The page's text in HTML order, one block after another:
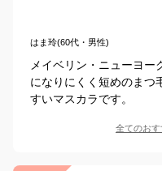
はま玲(60代・男性)
メイベリン・ニューヨ
になりにくく短めのまつ
すいマスカラです。
全てのおす